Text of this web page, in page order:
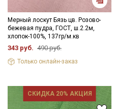
Мерный лоскут Бязь цв. Розово-
бежевая пудра, ГОСТ, ш.2.2м,
хлопок-100%, 137гр/м.кв
343 руб. 490 руб.
Только онлайн-заказ
СКИДКА 20% АКЦИЯ